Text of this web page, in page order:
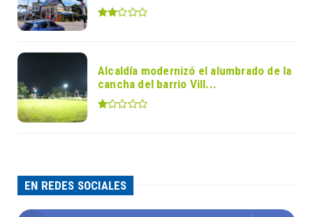
Alcaldía modernizó el alumbrado de la
cancha del barrio Vill...
EN REDES SOCIALES